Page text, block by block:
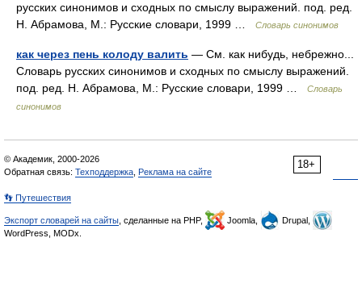
русских синонимов и сходных по смыслу выражений. под. ред.
Н. Абрамова, М.: Русские словари, 1999 …
Словарь синонимов
как через пень колоду валить — См. как нибудь, небрежно...
Словарь русских синонимов и сходных по смыслу выражений.
под. ред. Н. Абрамова, М.: Русские словари, 1999 …
Словарь
синонимов
18+
© Академик, 2000-2026
Обратная связь: Техподдержка Реклама на сайте
👣 Путешествия
Экспорт словарей на сайты , сделанные на PHP, Joomla,
Drupal,
WordPress, MODx.